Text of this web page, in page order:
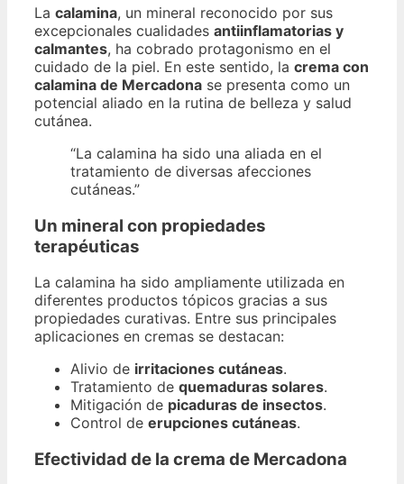
La calamina, un mineral reconocido por sus
excepcionales cualidades antiinflamatorias y
calmantes, ha cobrado protagonismo en el
cuidado de la piel. En este sentido, la crema con
calamina de Mercadona se presenta como un
potencial aliado en la rutina de belleza y salud
cutánea.
“La calamina ha sido una aliada en el
tratamiento de diversas afecciones
cutáneas.”
Un mineral con propiedades
terapéuticas
La calamina ha sido ampliamente utilizada en
diferentes productos tópicos gracias a sus
propiedades curativas. Entre sus principales
aplicaciones en cremas se destacan:
Alivio de irritaciones cutáneas.
Tratamiento de quemaduras solares.
Mitigación de picaduras de insectos.
Control de erupciones cutáneas.
Efectividad de la crema de Mercadona